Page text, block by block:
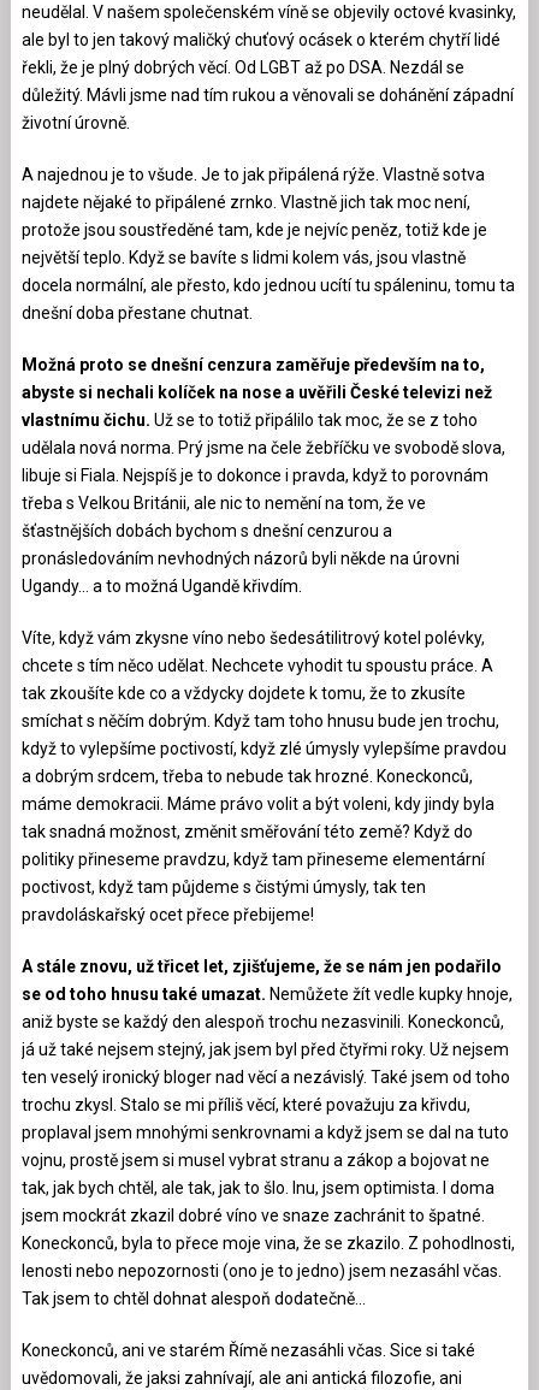
neudělal. V našem společenském víně se objevily octové kvasinky,
ale byl to jen takový maličký chuťový ocásek o kterém chytří lidé
řekli, že je plný dobrých věcí. Od LGBT až po DSA. Nezdál se
důležitý. Mávli jsme nad tím rukou a věnovali se dohánění západní
životní úrovně.
A najednou je to všude. Je to jak připálená rýže. Vlastně sotva
najdete nějaké to připálené zrnko. Vlastně jich tak moc není,
protože jsou soustředěné tam, kde je nejvíc peněz, totiž kde je
největší teplo. Když se bavíte s lidmi kolem vás, jsou vlastně
docela normální, ale přesto, kdo jednou ucítí tu spáleninu, tomu ta
dnešní doba přestane chutnat.
Možná proto se dnešní cenzura zaměřuje především na to,
abyste si nechali kolíček na nose a uvěřili České televizi než
vlastnímu čichu. Už se to totiž připálilo tak moc, že se z toho
udělala nová norma. Prý jsme na čele žebříčku ve svobodě slova,
libuje si Fiala. Nejspíš je to dokonce i pravda, když to porovnám
třeba s Velkou Británii, ale nic to nemění na tom, že ve
šťastnějších dobách bychom s dnešní cenzurou a
pronásledováním nevhodných názorů byli někde na úrovni
Ugandy… a to možná Ugandě křivdím.
Víte, když vám zkysne víno nebo šedesátilitrový kotel polévky,
chcete s tím něco udělat. Nechcete vyhodit tu spoustu práce. A
tak zkoušíte kde co a vždycky dojdete k tomu, že to zkusíte
smíchat s něčím dobrým. Když tam toho hnusu bude jen trochu,
když to vylepšíme poctivostí, když zlé úmysly vylepšíme pravdou
a dobrým srdcem, třeba to nebude tak hrozné. Koneckonců,
máme demokracii. Máme právo volit a být voleni, kdy jindy byla
tak snadná možnost, změnit směřování této země? Když do
politiky přineseme pravdzu, když tam přineseme elementární
poctivost, když tam půjdeme s čistými úmysly, tak ten
pravdoláskařský ocet přece přebijeme!
A stále znovu, už třicet let, zjišťujeme, že se nám jen podařilo
se od toho hnusu také umazat. Nemůžete žít vedle kupky hnoje,
aniž byste se každý den alespoň trochu nezasvinili. Koneckonců,
já už také nejsem stejný, jak jsem byl před čtyřmi roky. Už nejsem
ten veselý ironický bloger nad věcí a nezávislý. Také jsem od toho
trochu zkysl. Stalo se mi příliš věcí, které považuju za křivdu,
proplaval jsem mnohými senkrovnami a když jsem se dal na tuto
vojnu, prostě jsem si musel vybrat stranu a zákop a bojovat ne
tak, jak bych chtěl, ale tak, jak to šlo. Inu, jsem optimista. I doma
jsem mockrát zkazil dobré víno ve snaze zachránit to špatné.
Koneckonců, byla to přece moje vina, že se zkazilo. Z pohodlnosti,
lenosti nebo nepozornosti (ono je to jedno) jsem nezasáhl včas.
Tak jsem to chtěl dohnat alespoň dodatečně…
Koneckonců, ani ve starém Římě nezasáhli včas. Sice si také
uvědomovali, že jaksi zahnívají, ale ani antická filozofie, ani